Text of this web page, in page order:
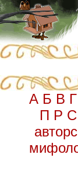
А Б В Г
П Р С